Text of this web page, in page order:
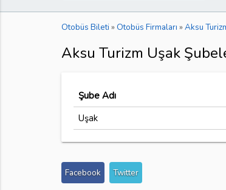
Otobüs Bileti » Otobüs Firmaları » Aksu
Aksu Turizm Uşak
Şube Adı
Uşak
Facebook Twitter